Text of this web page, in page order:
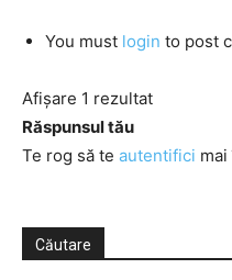
You must login to post
Afișare 1 rezultat
Răspunsul tău
Te rog să te autentifici
Căutare